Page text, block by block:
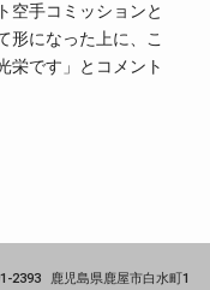
空手コミッションと
形になった上に、こ
栄です」とコメント
2393 鹿児島県鹿屋市白水町1